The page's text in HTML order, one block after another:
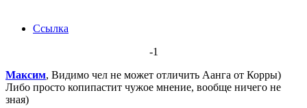
Ссылка
-1
Максим, Видимо чел не может отличить Аанга от Корры)
Либо просто копипастит чужое мнение, вообще ничего не
зная)